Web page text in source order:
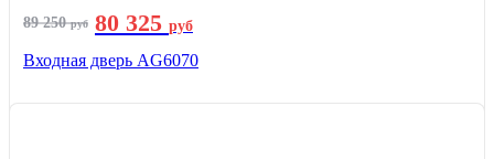
89 250руб 80 325 руб
Входная дверь AG6070